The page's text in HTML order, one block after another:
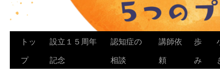
ン
トッ
プ
設立１５周年
記念
認知症の
相談
講師依
頼
歩
み